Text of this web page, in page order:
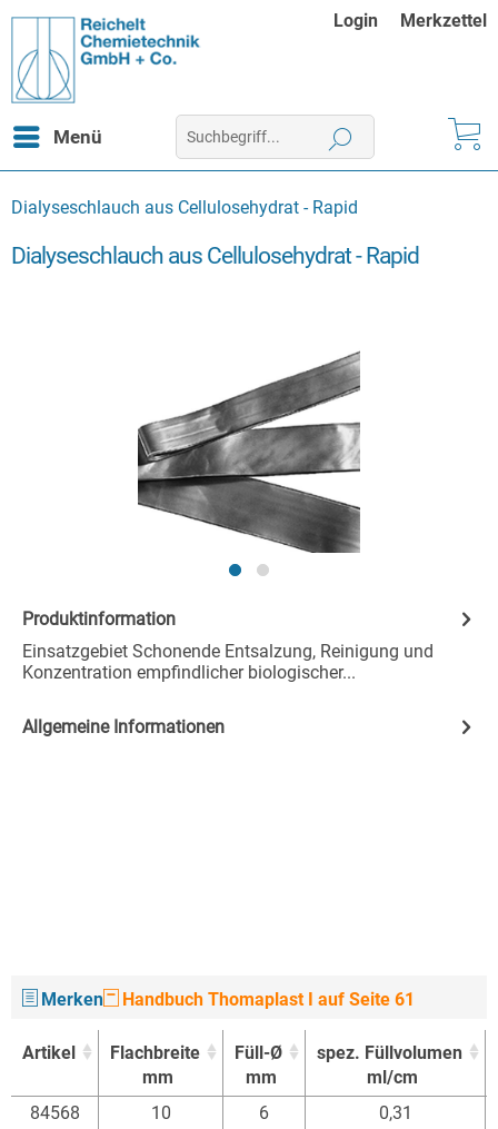
Login Merkzettel
Menü
Dialyseschlauch aus Cellulosehydrat - Rapid
Dialyseschlauch aus Cellulosehydrat - Rapid
Produktinformation
Einsatzgebiet Schonende Entsalzung, Reinigung und
Konzentration empfindlicher biologischer...
Allgemeine Informationen
Merken Handbuch Thomaplast I auf Seite 61
Artikel
Flachbreite
mm
Füll-Ø
mm
spez. Füllvolumen
ml/cm
Artikel
Flachbreite
Füll-Ø
spez. Füllvolumen
84568 10 6
0,31